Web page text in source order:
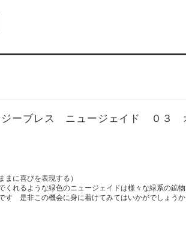
ジーブレス ニュージェイド ０３
まに喜びを表現する）
くれるような緑色のニュージェイドは様々な緑系の鉱
す 是非この機会に身に着けてみてはいかがでしょうか